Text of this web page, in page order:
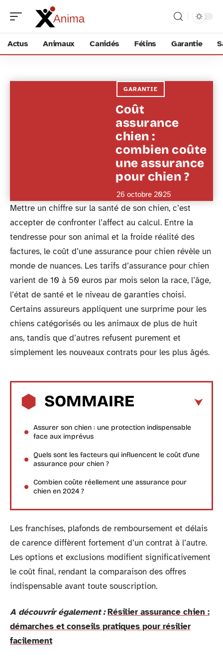
Actus Animaux Canidés Félins Garantie
GARANTIE
Coût
assurance
chien :
combien coûte
une assurance
pour chien ?
26 octobre 2025
Mettre un chiffre sur la santé de son chien, c’est
accepter de confronter l’affect au calcul. Entre la
tendresse pour son animal et la froide réalité des
factures, le coût d’une assurance pour chien révèle un
monde de nuances. Les tarifs d’assurance pour chien
varient de 10 à 50 euros par mois selon la race, l’âge,
l’état de santé et le niveau de garanties choisi.
Certains assureurs appliquent une surprime pour les
chiens catégorisés ou les animaux de plus de huit
ans, tandis que d’autres refusent purement et
simplement les nouveaux contrats pour les plus âgés.
SOMMAIRE
Assurer son chien : une protection indispensable
face aux imprévus
Quels sont les facteurs qui influencent le coût d’une
assurance pour chien ?
Combien coûte réellement une assurance pour
chien en 2024 ?
Les franchises, plafonds de remboursement et délais
de carence diffèrent fortement d’un contrat à l’autre.
Les options et exclusions modifient significativement
le coût final, rendant la comparaison des offres
indispensable avant toute souscription.
A découvrir également : Résilier assurance chien :
démarches et conseils pratiques pour résilier
facilement